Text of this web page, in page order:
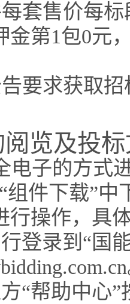
套售价每
金第1包0元
要求获取
览及投
电子的方式
组件下载”
行操作，具
登录到“国
“帮助中心